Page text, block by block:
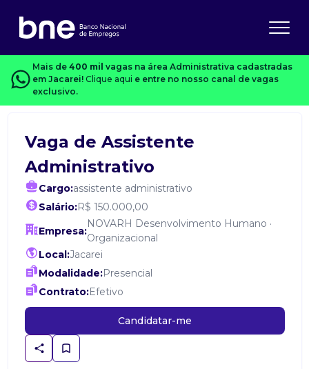
Mais de 400 mil vagas na área Administrativa cadastradas
em Jacarei! Clique aqui e entre no nosso canal de vagas
exclusivo.
Vaga de Assistente
Administrativo
Cargo:assistente administrativo
Salário:R$ 150.000,00
Empresa:
NOVARH Desenvolvimento Humano ·
Organizacional
Local:Jacarei
Modalidade:Presencial
Contrato:Efetivo
Candidatar-me